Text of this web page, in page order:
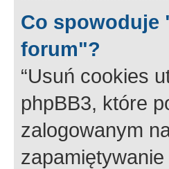
Co spowoduje
forum"?
“Usuń cookies
phpBB3, które
zalogowanym